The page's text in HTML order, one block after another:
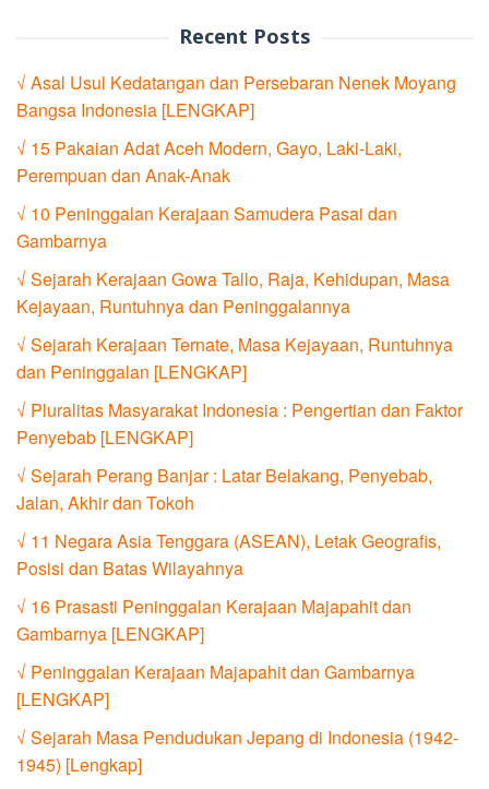
Recent Posts
√ Asal Usul Kedatangan dan Persebaran Nenek Moyang
Bangsa Indonesia [LENGKAP]
√ 15 Pakaian Adat Aceh Modern, Gayo, Laki-Laki,
Perempuan dan Anak-Anak
√ 10 Peninggalan Kerajaan Samudera Pasai dan
Gambarnya
√ Sejarah Kerajaan Gowa Tallo, Raja, Kehidupan, Masa
Kejayaan, Runtuhnya dan Peninggalannya
√ Sejarah Kerajaan Ternate, Masa Kejayaan, Runtuhnya
dan Peninggalan [LENGKAP]
√ Pluralitas Masyarakat Indonesia : Pengertian dan Faktor
Penyebab [LENGKAP]
√ Sejarah Perang Banjar : Latar Belakang, Penyebab,
Jalan, Akhir dan Tokoh
√ 11 Negara Asia Tenggara (ASEAN), Letak Geografis,
Posisi dan Batas Wilayahnya
√ 16 Prasasti Peninggalan Kerajaan Majapahit dan
Gambarnya [LENGKAP]
√ Peninggalan Kerajaan Majapahit dan Gambarnya
[LENGKAP]
√ Sejarah Masa Pendudukan Jepang di Indonesia (1942-
1945) [Lengkap]